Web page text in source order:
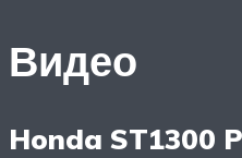
Видео
Honda ST1300